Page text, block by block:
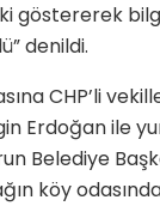
göstererek
denildi.
CHP’li
Erdoğan ile
Belediye
köy